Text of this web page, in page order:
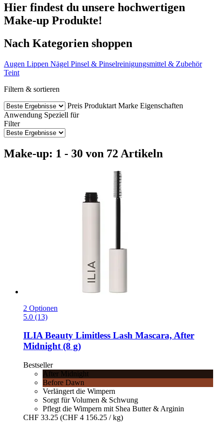
Hier findest du unsere hochwertigen
Make-up Produkte!
Nach Kategorien shoppen
Augen Lippen Nägel Pinsel & Pinselreinigungsmittel & Zubehör
Teint
Filtern & sortieren
Preis Produktart Marke Eigenschaften
Anwendung Speziell für
Filter
Make-up: 1 - 30 von 72 Artikeln
2 Optionen
5.0 (13)
ILIA Beauty Limitless Lash Mascara, After
Midnight (8 g)
Bestseller
After Midnight
Before Dawn
Verlängert die Wimpern
Sorgt für Volumen & Schwung
Pflegt die Wimpern mit Shea Butter & Arginin
CHF 33.25 (CHF 4 156.25 / kg)